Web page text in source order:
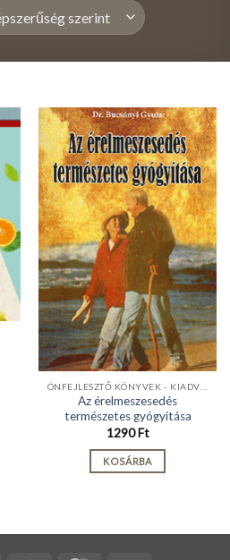
ÖNFEJLESZTŐ KÖNYVEK - KIADVÁNYOK
Az érelmeszesedés
természetes gyógyítása
1290Ft
KOSÁRBA